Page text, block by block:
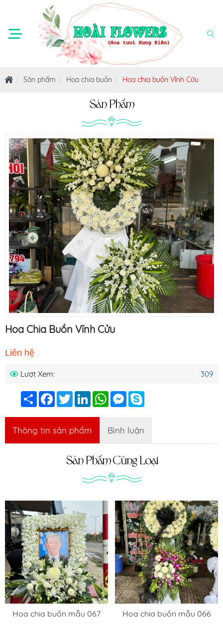
Sản phẩm Hoa chia buồn Hoa chia buồn Vĩnh Cửu
Sản Phẩm
Hoa Chia Buồn Vĩnh Cửu
Liên hệ
Lượt Xem: 309
Chia
sẻ
Facebook
TwitterLinkedInWhatsAppMessenger
Thông tin sản phẩm Bình luận
Sản Phẩm Cùng Loại
Hoa chia buồn mẫu 067 Hoa chia buồn mẫu 066